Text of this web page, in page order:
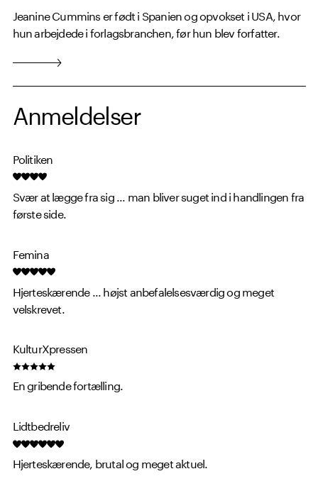
Jeanine Cummins er født i Spanien og opvokset i USA, hvor
hun arbejdede i forlagsbranchen, før hun blev forfatter.
Anmeldelser
Politiken
Svær at lægge fra sig ... man bliver suget ind i handlingen fra
første side.
Femina
Hjerteskærende ... højst anbefalelsesværdig og meget
velskrevet.
KulturXpressen
En gribende fortælling.
Lidtbedreliv
Hjerteskærende, brutal og meget aktuel.